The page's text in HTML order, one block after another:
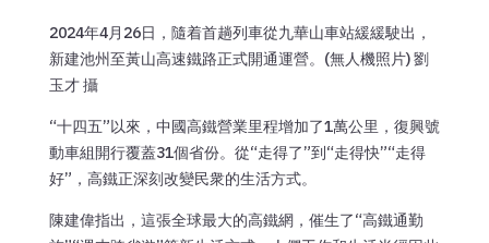
2024年4月26日，隨着首趟列車從九華山車站緩緩駛出，
新建池州至黃山高速鐵路正式開通運營。(無人機照片) 劉
玉才 攝
“十四五”以來，中國高鐵營業里程增加了1萬公里，復興號
動車組開行覆蓋31個省份。從“走得了”到“走得快”“走得
好”，高鐵正深刻改變民衆的生活方式。
陳建偉指出，這張全球最大的高鐵網，催生了“高鐵通勤